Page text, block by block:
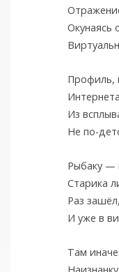
Окунаясь
Профиль,
Из
Не по-
Рыбаку —
Старика
Раз
И уже в
Там